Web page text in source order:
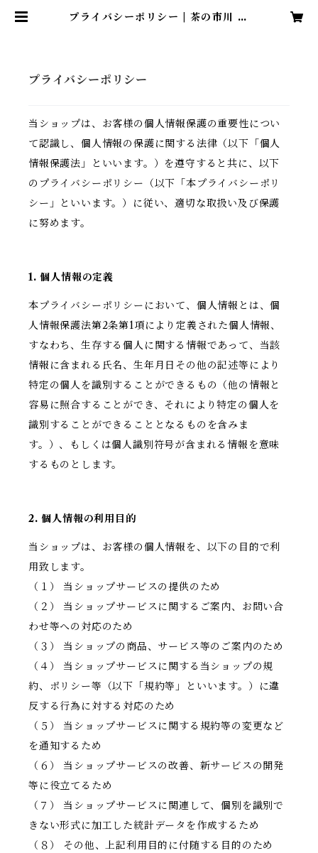
プライバシーポリシー | 茶の市川 わ
プライバシーポリシー
当ショップは、お客様の個人情報保護の重要性につい
て認識し、個人情報の保護に関する法律（以下「個人
情報保護法」といいます。）を遵守すると共に、以下
のプライバシーポリシー（以下「本プライバシーポリ
シー」といいます。）に従い、適切な取扱い及び保護
に努めます。
1. 個人情報の定義
本プライバシーポリシーにおいて、個人情報とは、個
人情報保護法第2条第1項により定義された個人情報、
すなわち、生存する個人に関する情報であって、当該
情報に含まれる氏名、生年月日その他の記述等により
特定の個人を識別することができるもの（他の情報と
容易に照合することができ、それにより特定の個人を
識別することができることとなるものを含みま
す。）、もしくは個人識別符号が含まれる情報を意味
するものとします。
2. 個人情報の利用目的
当ショップは、お客様の個人情報を、以下の目的で利
用致します。
（１） 当ショップサービスの提供のため
（２） 当ショップサービスに関するご案内、お問い合
わせ等への対応のため
（３） 当ショップの商品、サービス等のご案内のため
（４） 当ショップサービスに関する当ショップの規
約、ポリシー等（以下「規約等」といいます。）に違
反する行為に対する対応のため
（５） 当ショップサービスに関する規約等の変更など
を通知するため
（６） 当ショップサービスの改善、新サービスの開発
等に役立てるため
（７） 当ショップサービスに関連して、個別を識別で
きない形式に加工した統計データを作成するため
（８） その他、上記利用目的に付随する目的のため